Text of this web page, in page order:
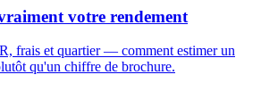
votre rendement
frais et quartier — comment estimer un
qu'un chiffre de brochure.